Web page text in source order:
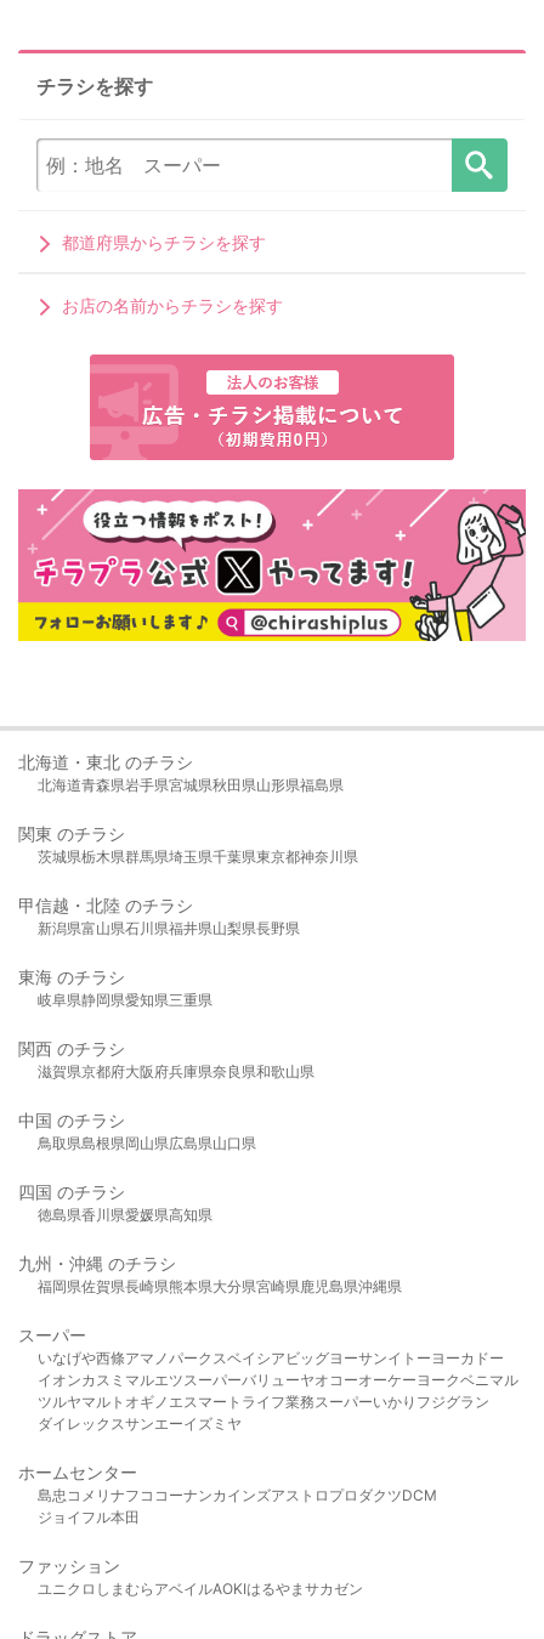
チラシを探す
都道府県からチラシを探す
お店の名前からチラシを探す
北海道・東北 のチラシ
北海道青森県岩手県宮城県秋田県山形県福島県
関東 のチラシ
茨城県栃木県群馬県埼玉県千葉県東京都神奈川県
甲信越・北陸 のチラシ
新潟県富山県石川県福井県山梨県長野県
東海 のチラシ
岐阜県静岡県愛知県三重県
関西 のチラシ
滋賀県京都府大阪府兵庫県奈良県和歌山県
中国 のチラシ
鳥取県島根県岡山県広島県山口県
四国 のチラシ
徳島県香川県愛媛県高知県
九州・沖縄 のチラシ
福岡県佐賀県長崎県熊本県大分県宮崎県鹿児島県沖縄県
スーパー
いなげや西條アマノパークスベイシア ビッグヨーサンイトーヨーカドー
イオンカスミ マルエツスーパーバリューヤオコーオーケー ヨークベニマル
ツルヤマルト オギノ エスマート ライフ業務スーパーいかり フジグラン
ダイレックスサンエーイズミヤ
ホームセンター
島忠 コメリ ナフコ コーナンカインズアストロプロダクツDCM
ジョイフル本田
ファッション
ユニクロ しまむら アベイルAOKIはるやま サカゼン